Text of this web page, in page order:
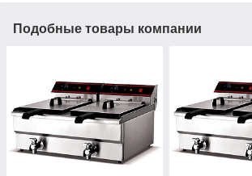
Подобные товары компании